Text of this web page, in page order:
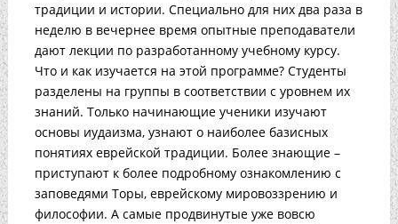
традиции и истории. Специально для них два раза в
неделю в вечернее время опытные преподаватели
дают лекции по разработанному учебному курсу.
Что и как изучается на этой программе? Студенты
разделены на группы в соответствии с уровнем их
знаний. Только начинающие ученики изучают
основы иудаизма, узнают о наиболее базисных
понятиях еврейской традиции. Более знающие –
приступают к более подробному ознакомлению с
заповедями Торы, еврейскому мировоззрению и
философии. А самые продвинутые уже вовсю